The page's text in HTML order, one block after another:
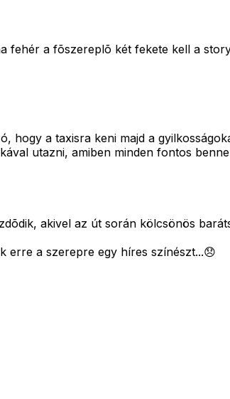
fehér a fõszereplõ két fekete kell a
hogy a taxisra keni majd a
utazni, amiben minden fontos
akivel az út során kölcsönös
erre a szerepre egy híres színészt...😞